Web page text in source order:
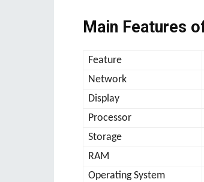
Main Features
Feature
Network
Display
Processor
Storage
RAM
Operating System